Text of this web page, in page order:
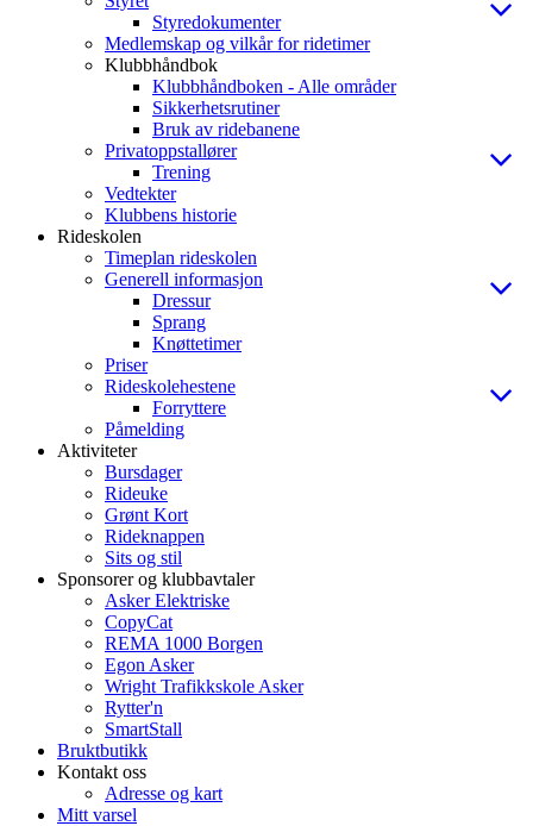
Styredokumenter
Medlemskap og vilkår for ridetimer
Klubbhåndbok
Klubbhåndboken - Alle områder
Sikkerhetsrutiner
Bruk av ridebanene
Privatoppstallører
Trening
Vedtekter
Klubbens historie
Rideskolen
Timeplan rideskolen
Generell informasjon
Dressur
Sprang
Knøttetimer
Priser
Rideskolehestene
Forryttere
Påmelding
Aktiviteter
Bursdager
Rideuke
Grønt Kort
Rideknappen
Sits og stil
Sponsorer og klubbavtaler
Asker Elektriske
CopyCat
REMA 1000 Borgen
Egon Asker
Wright Trafikkskole Asker
Rytter'n
SmartStall
Bruktbutikk
Kontakt oss
Adresse og kart
Mitt varsel